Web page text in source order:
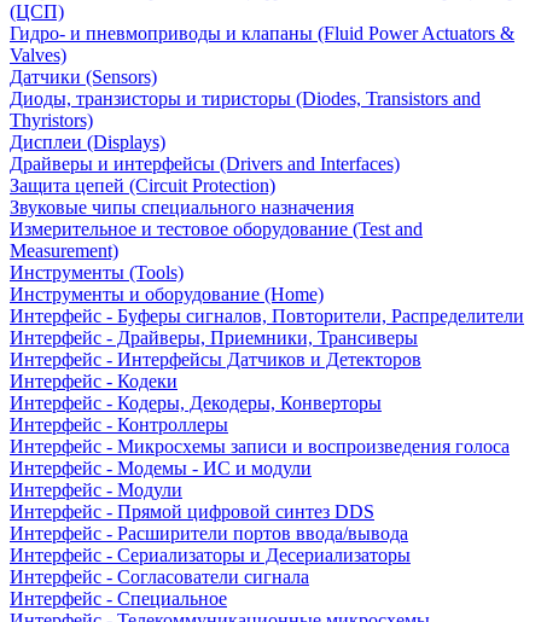
(ЦСП)
Гидро- и пневмоприводы и клапаны (Fluid Power Actuators &
Valves)
Датчики (Sensors)
Диоды, транзисторы и тиристоры (Diodes, Transistors and
Thyristors)
Дисплеи (Displays)
Драйверы и интерфейсы (Drivers and Interfaces)
Защита цепей (Circuit Protection)
Звуковые чипы специального назначения
Измерительное и тестовое оборудование (Test and
Measurement)
Инструменты (Tools)
Инструменты и оборудование (Home)
Интерфейс - Буферы сигналов, Повторители, Распределители
Интерфейс - Драйверы, Приемники, Трансиверы
Интерфейс - Интерфейсы Датчиков и Детекторов
Интерфейс - Кодеки
Интерфейс - Кодеры, Декодеры, Конверторы
Интерфейс - Контроллеры
Интерфейс - Микросхемы записи и воспроизведения голоса
Интерфейс - Модемы - ИС и модули
Интерфейс - Модули
Интерфейс - Прямой цифровой синтез DDS
Интерфейс - Расширители портов ввода/вывода
Интерфейс - Сериализаторы и Десериализаторы
Интерфейс - Согласователи сигнала
Интерфейс - Специальное